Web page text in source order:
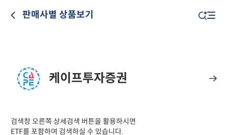
판매사별 상품보기
케이프투자증권
검색창 오른쪽 상세검색 버튼을 활용하시면
ETF를 포함하여 검색하실 수 있습니다.